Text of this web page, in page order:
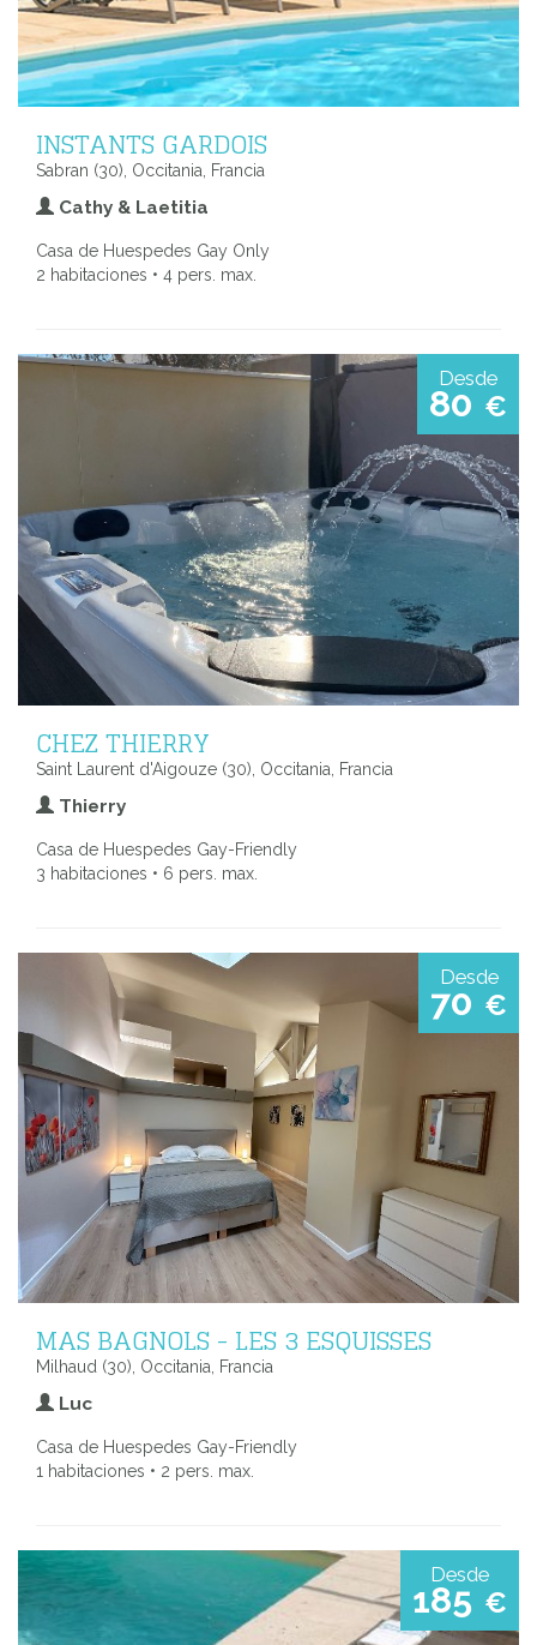
INSTANTS GARDOIS
Sabran (30), Occitania, Francia
Cathy & Laetitia
Casa de Huespedes Gay Only
2 habitaciones • 4 pers. max.
Desde
80 €
CHEZ THIERRY
Saint Laurent d'Aigouze (30), Occitania, Francia
Thierry
Casa de Huespedes Gay-Friendly
3 habitaciones • 6 pers. max.
Desde
70 €
MAS BAGNOLS - LES 3 ESQUISSES
Milhaud (30), Occitania, Francia
Luc
Casa de Huespedes Gay-Friendly
1 habitaciones • 2 pers. max.
Desde
185 €